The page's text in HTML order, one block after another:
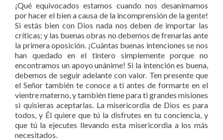
¡Qué equivocados estamos cuando nos desanimamos
por hacer el bien a causa de la incomprensión de la gente!
Si estás bien con Dios nada nos deben de importar las
críticas; y las buenas obras no debemos de frenarlas ante
la primera oposición. ¡Cuántas buenas intenciones se nos
han quedado en el tintero simplemente porque no
encontramos un apoyo unánime! Si la intención es buena,
debemos de seguir adelante con valor. Ten presente que
el Señor también te conoce a ti antes de formarte en el
vientre materno, y también tiene para ti grandes misiones
si quisieras aceptarlas. La misericordia de Dios es para
todos, y Él quiere que tú la disfrutes en tu conciencia, y
que tú la ejecutes llevando esta misericordia a los más
necesitados.